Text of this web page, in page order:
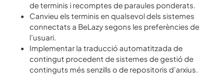
de terminis i recomptes de paraules ponderats.
Canvieu els terminis en qualsevol dels sistemes
connectats a BeLazy segons les preferències de
l’usuari.
Implementar la traducció automatitzada de
contingut procedent de sistemes de gestió de
continguts més senzills o de repositoris d’arxius.